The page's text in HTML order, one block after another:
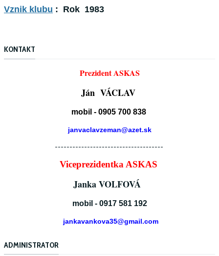
Vznik klubu : Rok 1983
KONTAKT
Prezident ASKAS
Ján VÁCLAV
mobil - 0905 700 838
janvaclavzeman@azet.sk
-------------------------------------
Viceprezidentka ASKAS
Janka VOLFOVÁ
mobil - 0917 581 192
jankavankova35@gmail.com
ADMINISTRATOR